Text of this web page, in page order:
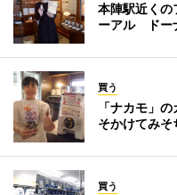
本陣駅近く
ーアル ドー
買う
「ナカモ」
そかけてみそ
買う